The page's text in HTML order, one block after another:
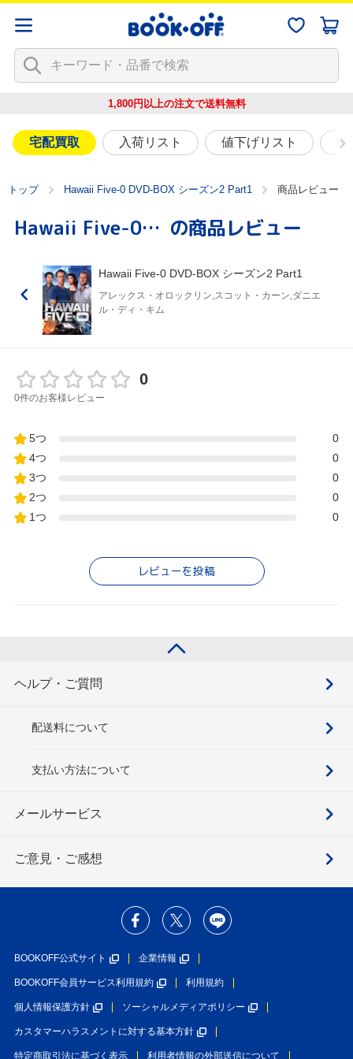
1,800円以上の注文で送料無料
宅配買取 入荷リスト 値下げリスト
トップ Hawaii Five-0 DVD-BOX シーズン2 Part1 商品レビュー
Hawaii Five-0 DVD-BOX シーズン2 Part1 の商品レビュー
Hawaii Five-0 DVD-BOX シーズン2 Part1
アレックス・オロックリン,スコット・カーン,ダニエ
ル・ディ・キム
0
0件のお客様レビュー
5つ
0
4つ
0
3つ
0
2つ
0
1つ
0
レビューを投稿
ヘルプ・ご質問
配送料について
支払い方法について
メールサービス
ご意見・ご感想
BOOKOFF公式サイト 企業情報
BOOKOFF会員サービス利用規約 利用規約
個人情報保護方針 ソーシャルメディアポリシー
カスタマーハラスメントに対する基本方針
特定商取引法に基づく表示 利用者情報の外部送信について